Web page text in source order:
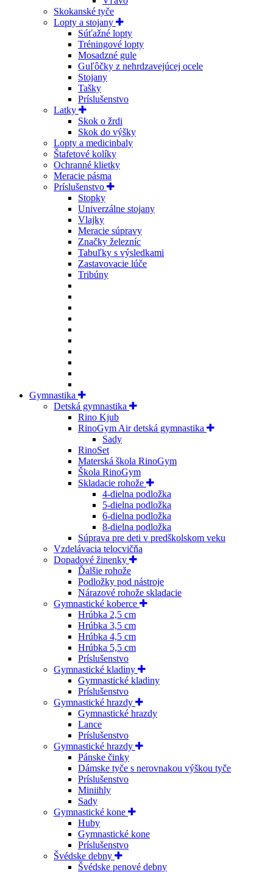
Skokanské tyče
Lopty a stojany
Súťažné lopty
Tréningové lopty
Mosadzné gule
Guľôčky z nehrdzavejúcej ocele
Stojany
Tašky
Príslušenstvo
Latky
Skok o žrdi
Skok do výšky
Lopty a medicinbaly
Štafetové kolíky
Ochranné klietky
Meracie pásma
Príslušenstvo
Stopky
Univerzálne stojany
Vlajky
Meracie súpravy
Značky železníc
Tabuľky s výsledkami
Zastavovacie lúče
Tribúny
Gymnastika
Detská gymnastika
Rino Kjub
RinoGym Air detská gymnastika
Sady
RinoSet
Materská škola RinoGym
Škola RinoGym
Skladacie rohože
4-dielna podložka
5-dielna podložka
6-dielna podložka
8-dielna podložka
Súprava pre deti v predškolskom veku
Vzdelávacia telocvičňa
Dopadové žinenky
Ďalšie rohože
Podložky pod nástroje
Nárazové rohože skladacie
Gymnastické koberce
Hrúbka 2,5 cm
Hrúbka 3,5 cm
Hrúbka 4,5 cm
Hrúbka 5,5 cm
Príslušenstvo
Gymnastické kladiny
Gymnastické kladiny
Príslušenstvo
Gymnastické hrazdy
Gymnastické hrazdy
Lance
Príslušenstvo
Gymnastické hrazdy
Pánske činky
Dámske tyče s nerovnakou výškou tyče
Príslušenstvo
Miniihly
Sady
Gymnastické kone
Huby
Gymnastické kone
Príslušenstvo
Švédske debny
Švédske penové debny